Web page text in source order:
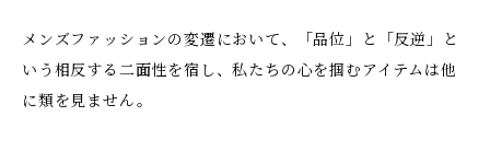
メンズファッションの変遷において、「品位」と「反逆」と
いう相反する二面性を宿し、私たちの心を掴むアイテムは他
に類を見ません。